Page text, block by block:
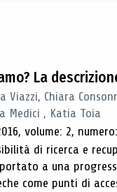
La
Viazzi, Chiara
Medici , Katia Toia
volume: 2,
di ricerca e
a una
come punti di